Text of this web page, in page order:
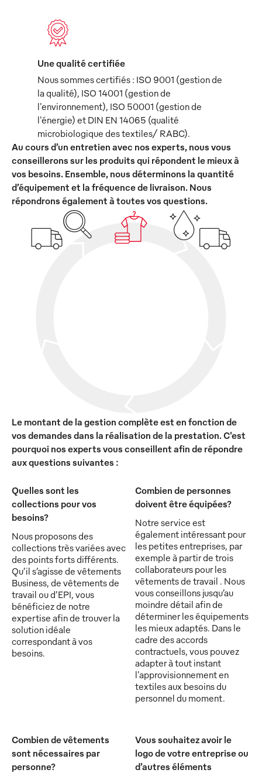
Une qualité certifiée
Nous sommes certifiés : ISO 9001 (gestion de
la qualité), ISO 14001 (gestion de
l'environnement), ISO 50001 (gestion de
l'énergie) et DIN EN 14065 (qualité
microbiologique des textiles/ RABC).
Au cours d’un entretien avec nos experts, nous vous
conseillerons sur les produits qui répondent le mieux à
vos besoins. Ensemble, nous déterminons la quantité
d’équipement et la fréquence de livraison. Nous
répondrons également à toutes vos questions.
Le montant de la gestion complète est en fonction de
vos demandes dans la réalisation de la prestation. C'est
pourquoi nos experts vous conseillent afin de répondre
aux questions suivantes :
Quelles sont les
collections pour vos
besoins?
Nous proposons des
collections très variées avec
des points forts différents.
Qu’il s’agisse de vêtements
Business, de vêtements de
travail ou d’EPI, vous
bénéficiez de notre
expertise afin de trouver la
solution idéale
correspondant à vos
besoins.
Combien de personnes
doivent être équipées?
Notre service est
également intéressant pour
les petites entreprises, par
exemple à partir de trois
collaborateurs pour les
vêtements de travail . Nous
vous conseillons jusqu’au
moindre détail afin de
déterminer les équipements
les mieux adaptés. Dans le
cadre des accords
contractuels, vous pouvez
adapter à tout instant
l'approvisionnement en
textiles aux besoins du
personnel du moment.
Combien de vêtements
sont nécessaires par
personne?
Vous souhaitez avoir le
logo de votre entreprise ou
d’autres éléments